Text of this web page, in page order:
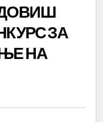
ЗА
НА